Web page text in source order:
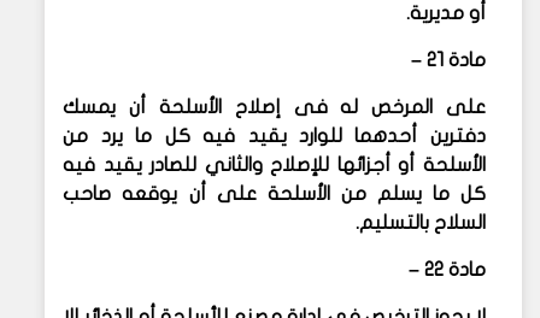
أو مديرية.
مادة ٢١ –
على المرخص له فى إصلاح الأسلحة أن يمسك
دفترين أحدهما للوارد يقيد فيه كل ما يرد من
الأسلحة أو أجزائها للإصلاح والثاني للصادر يقيد فيه
كل ما يسلم من الأسلحة على أن يوقعه صاحب
السلاح بالتسليم.
مادة ٢٢ –